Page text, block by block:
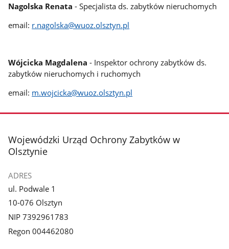
Nagolska Renata - Specjalista ds. zabytków nieruchomych
email: r.nagolska@wuoz.olsztyn.pl
​Wójcicka Magdalena - Inspektor ochrony zabytków ds.
zabytków nieruchomych i ruchomych
email: m.wojcicka@wuoz.olsztyn.pl
stopka
Wojewódzki Urząd Ochrony Zabytków w
Olsztynie
ADRES
ul. Podwale 1
10-076 Olsztyn
NIP 7392961783
Regon 004462080